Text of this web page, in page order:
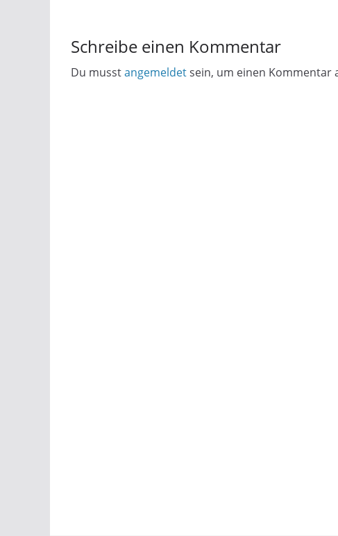
Schreibe einen Kommentar
Du musstangemeldetsein, um einen Kommentar